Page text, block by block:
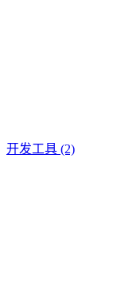
开发工具 (2)